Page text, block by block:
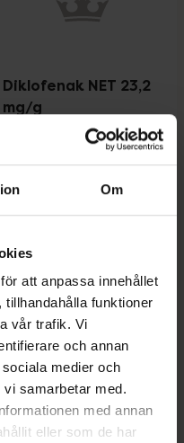
Om
att anpassa innehållet
funktioner
vår trafik. Vi
och annan
medier och
samarbetar med.
med annan
eller som de har
Diklofenak NET 23,2
mg/g
Diklofenak, Gel, 50
hittar oss från Skåne i
i mobilen och på
det vårt uppdrag att
Välkommen att prata